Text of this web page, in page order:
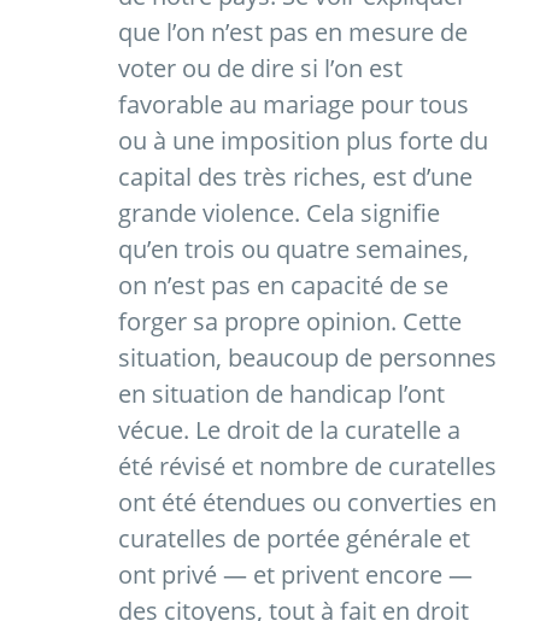
que l’on n’est pas en mesure de
voter ou de dire si l’on est
favorable au mariage pour tous
ou à une imposition plus forte du
capital des très riches, est d’une
grande violence. Cela signifie
qu’en trois ou quatre semaines,
on n’est pas en capacité de se
forger sa propre opinion. Cette
situation, beaucoup de personnes
en situation de handicap l’ont
vécue. Le droit de la curatelle a
été révisé et nombre de curatelles
ont été étendues ou converties en
curatelles de portée générale et
ont privé — et privent encore —
des citoyens, tout à fait en droit